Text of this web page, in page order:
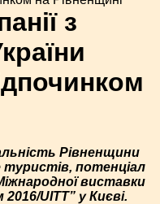
з
Рівненщини
потенціал
виставки
UITT” у Києві.